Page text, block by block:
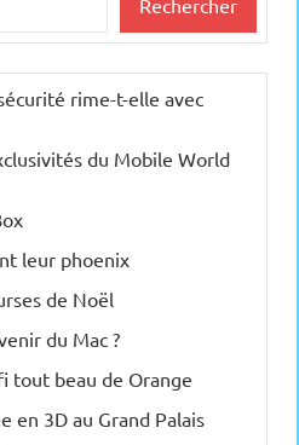
rime-t-elle avec
du Mobile World
leur phoenix
de Noël
du Mac ?
tout beau de Orange
en 3D au Grand Palais